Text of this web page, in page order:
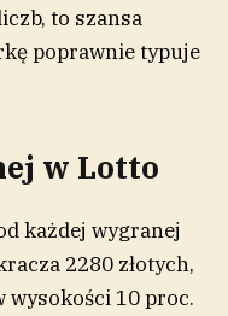
to szansa
poprawnie typuje
w Lotto
każdej wygranej
2280 złotych,
wysokości 10 proc.